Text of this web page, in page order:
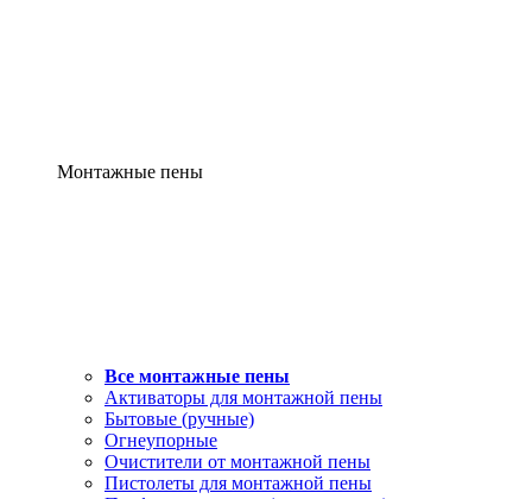
Монтажные пены
Все монтажные пены
Активаторы для монтажной пены
Бытовые (ручные)
Огнеупорные
Очистители от монтажной пены
Пистолеты для монтажной пены